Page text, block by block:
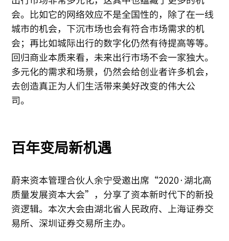
会。比如它的网络效应不是全国性的，除了在一线
城市的机会，下沉市场也会有符合市场需求的机
会；再比如城际出行的数字化仍然有待提高等等。
回归商业本质来看，未来出行市场不会一家独大。
多元化的需求和场景，仍然会给创业者许多机会，
去创造真正为人们生活带来美好改变的伟大公
司。
百年变局新机遇
蔚来资本管理合伙人余宁受邀出席“2020·湖北高
质量发展资本大会”，分享了资本新时代下的新投
资逻辑。本次大会由湖北省人民政府、上海证券交
易所、深圳证券交易所主办。